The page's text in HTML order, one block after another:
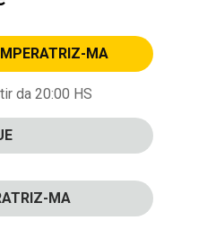
MA
da 20:00 HS
MA